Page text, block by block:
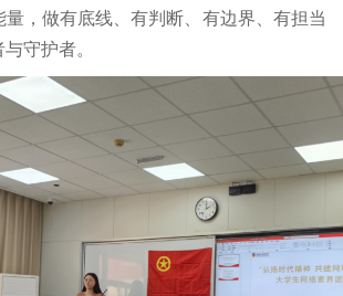
，做有底线、有判断、有边界、有担当
守护者。